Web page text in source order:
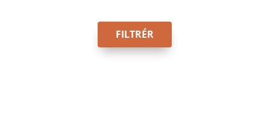
FILTRÉR